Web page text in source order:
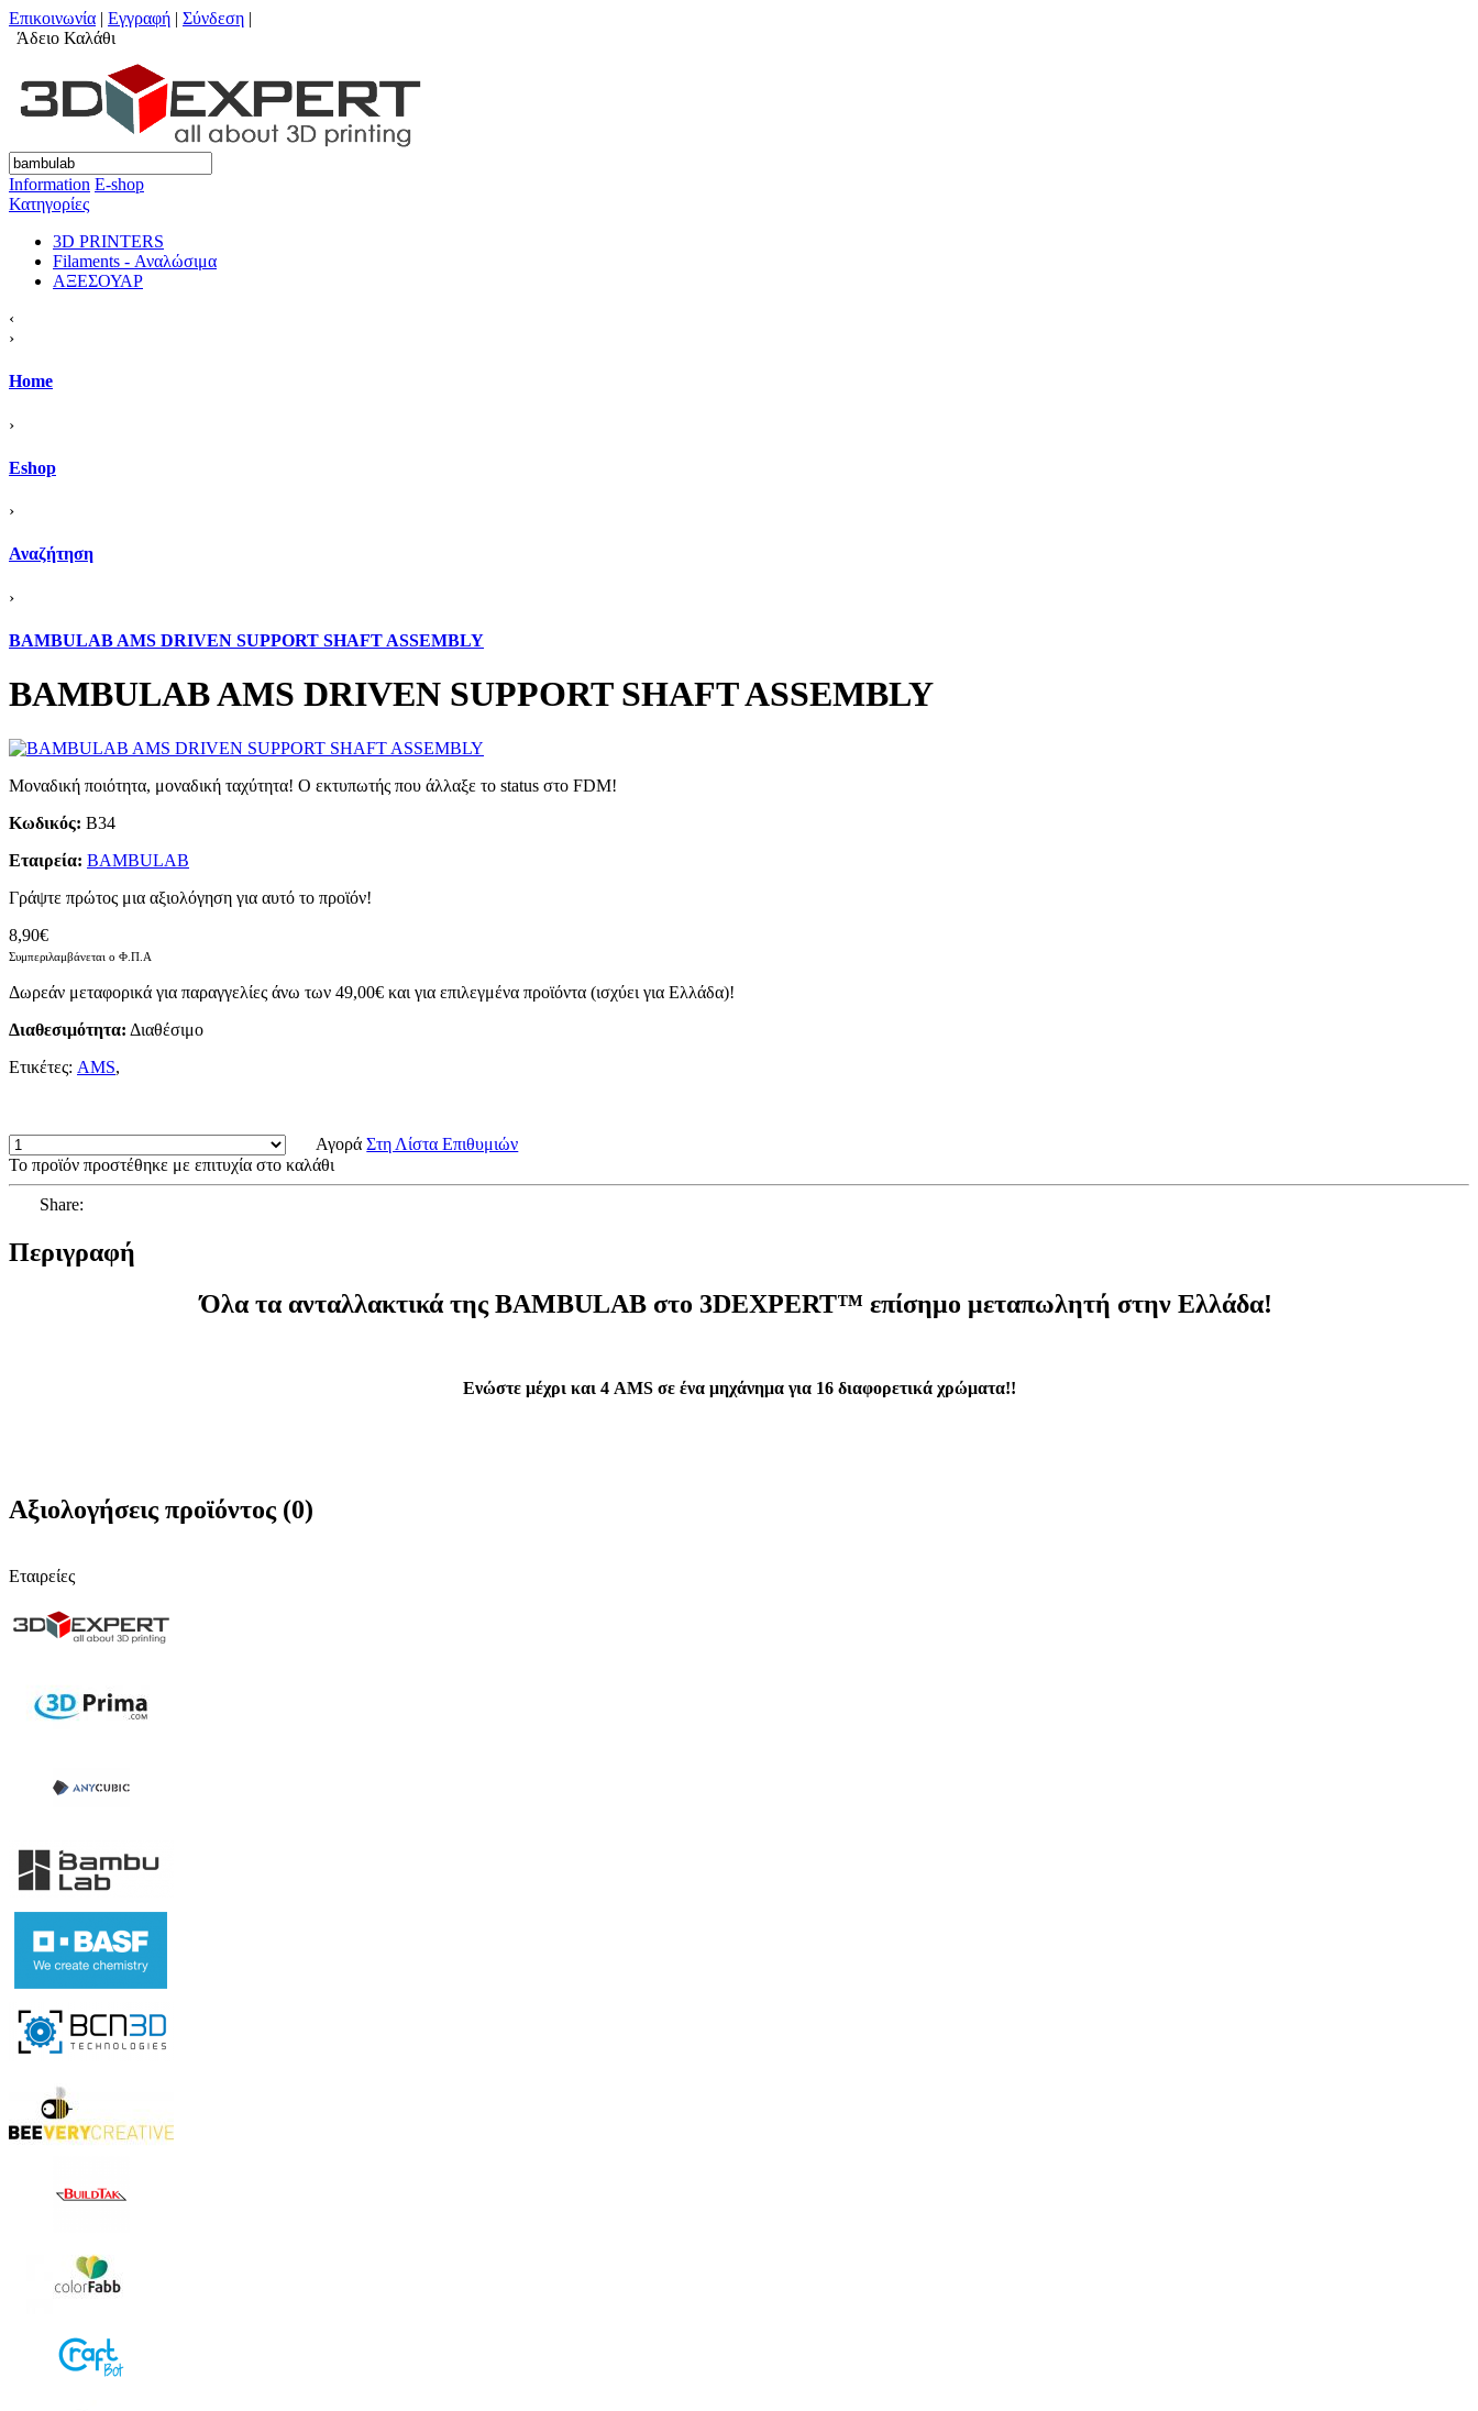
Επικοινωνία | Εγγραφή | Σύνδεση |
Άδειο Καλάθι
Information Ε-shop
Κατηγορίες
3D PRINTERS
Filaments - Αναλώσιμα
ΑΞΕΣΟΥΑΡ
‹
›
Home
›
Eshop
›
Αναζήτηση
›
BAMBULAB AMS DRIVEN SUPPORT SHAFT ASSEMBLY
BAMBULAB AMS DRIVEN SUPPORT SHAFT ASSEMBLY
Μοναδική ποιότητα, μοναδική ταχύτητα! Ο εκτυπωτής που άλλαξε το status στο FDM!
Κωδικός: B34
Εταιρεία: BAMBULAB
Γράψτε πρώτος μια αξιολόγηση για αυτό το προϊόν!
8,90€
Συμπεριλαμβάνεται ο Φ.Π.Α
Δωρεάν μεταφορικά για παραγγελίες άνω των 49,00€ και για επιλεγμένα προϊόντα (ισχύει για Ελλάδα)!
Διαθεσιμότητα: Διαθέσιμο
Ετικέτες: AMS,
Αγορά Στη Λίστα Επιθυμιών
Το προϊόν προστέθηκε με επιτυχία στο καλάθι
Share:
Περιγραφή
Όλα τα ανταλλακτικά της BAMBULAB στο 3DEXPERT™ επίσημο μεταπωλητή στην Ελλάδα!
Ενώστε μέχρι και 4 AMS σε ένα μηχάνημα για 16 διαφορετικά χρώματα!!
Αξιολογήσεις προϊόντος (0)
Εταιρείες